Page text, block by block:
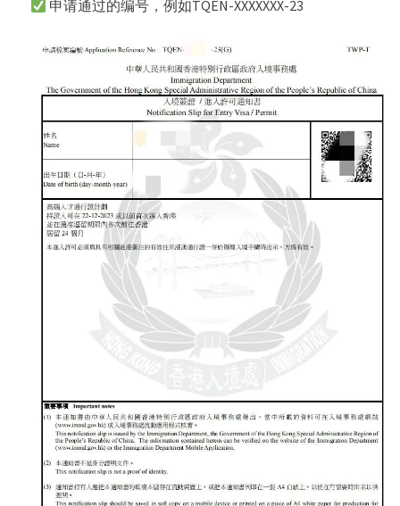
申请通过的编号，例如TQEN-XXXXXXX-23